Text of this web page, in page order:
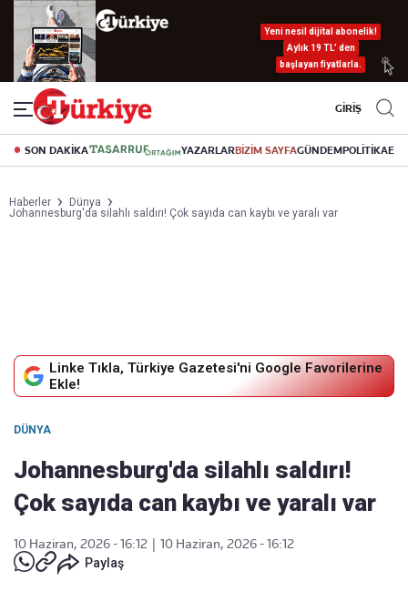
Yeni nesil dijital abonelik!
Aylık 19 TL’ den
başlayan fiyatlarla.
GİRİŞ
SON DAKİKA YAZARLARBİZİM SAYFAGÜNDEMPOLİTİKA
Haberler
Dünya
Johannesburg'da silahlı saldırı! Çok sayıda can kaybı ve yaralı var
Linke Tıkla, Türkiye Gazetesi'ni Google Favorilerine
Ekle!
DÜNYA
Johannesburg'da silahlı saldırı!
Çok sayıda can kaybı ve yaralı var
10 Haziran, 2026 - 16:12
10 Haziran, 2026 - 16:12
Paylaş